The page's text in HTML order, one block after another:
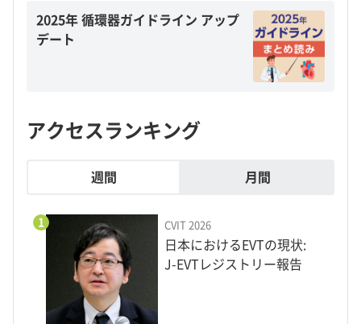
2025年 循環器ガイドライン アップ
デート
アクセスランキング
週間 月間
1 CVIT 2026
日本におけるEVTの現状:
J-EVTレジストリー報告